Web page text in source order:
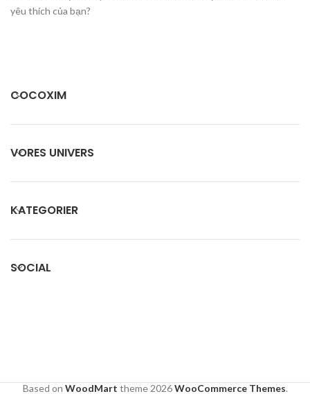
yêu thích của bạn?
COCOXIM
VORES UNIVERS
KATEGORIER
SOCIAL
Based on WoodMart theme2026WooCommerce Themes.